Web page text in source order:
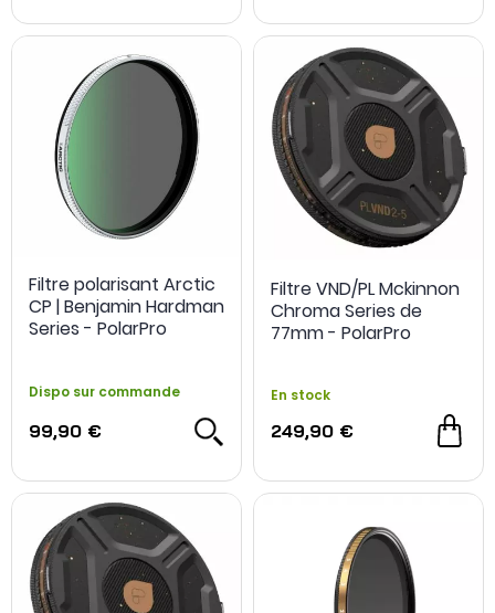
Filtre polarisant Arctic
CP | Benjamin Hardman
Series - PolarPro
Dispo sur commande
99,90 €
Filtre VND/PL Mckinnon
Chroma Series de
77mm - PolarPro
En stock
249,90 €